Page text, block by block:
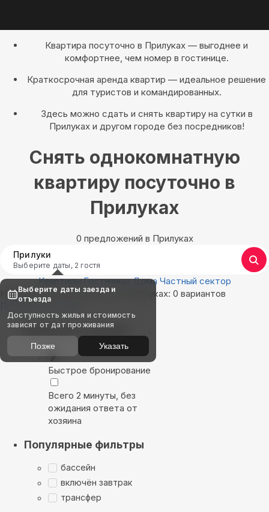
Квартира посуточно в Прилуках — выгоднее и
комфортнее, чем номер в гостинице.
Краткосрочная аренда квартир — идеальное решение
для туристов и командированных.
Здесь можно сдать и снять квартиру на сутки в
Прилуках и другом городе без посредников!
Снять однокомнатную
квартиру посуточно в
Прилуках
0 предложений в Прилуках
Прилуки
Выберите даты, 2 гостя
Квартиры Гостиницы Дома Частный сектор
Найдём, где остановиться в Прилуках: 0 вариантов
Показать на карте
Выбирайте лучшее
Быстрое бронирование
Всего 2 минуты, без
ожидания ответа от
хозяина
Популярные фильтры
бассейн
включён завтрак
трансфер
Выберите даты заезда и
отъезда
Доступность жилья и стоимость
зависят от дат проживания
Позже Указать